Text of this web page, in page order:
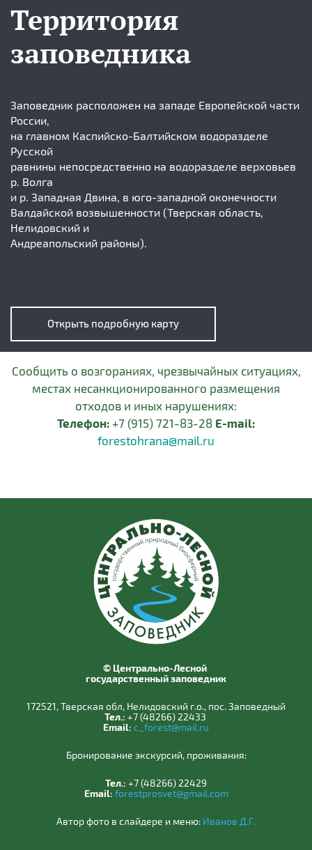
Территория
заповедника
Заповедник расположен на западе Европейской части
России,
на главном Каспийско-Балтийском водоразделе
Русской
равнины непосредственно на водоразделе верховьев
р. Волга
и р. Западная Двина, в юго-западной оконечности
Валдайской возвышенности (Тверская область,
Нелидовский и
Андреапольский районы).
Открыть подробную карту
Сообщить о возгораниях, чрезвычайных ситуациях,
местах несанкционированного размещения
отходов и иных нарушениях:
Телефон: +7 (915) 721-83-28 E-mail:
forestohrana@mail.ru
© Центрально-Лесной
государственный заповедник
172521, Тверская обл, Нелидовский г.о., пос. Заповедный
Тел.: +7 (48266) 22433
Email: c_forest@mail.ru
Бронирование экскурсий, проживания:
Тел.: +7 (48266) 22429
Email: forestprosvet@gmail.com
Автор фото в слайдере и меню: Иванов Д.Г.